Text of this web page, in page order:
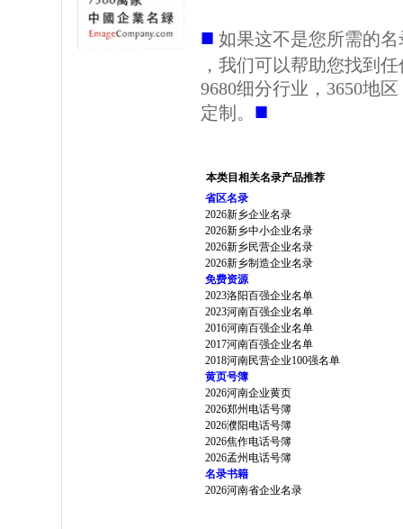
■ 如果这不是您所需的
，我们可以帮助您找到
9680细分行业，3650地
定制。 ■
本类目相关名录产品推荐
省区名录
2026新乡企业名录
2026新乡中小企业名录
2026新乡民营企业名录
2026新乡制造企业名录
免费资源
2023洛阳百强企业名单
2023河南百强企业名单
2016河南百强企业名单
2017河南百强企业名单
2018河南民营企业100强名单
黄页号簿
2026河南企业黄页
2026郑州电话号簿
2026濮阳电话号簿
2026焦作电话号簿
2026孟州电话号簿
名录书籍
2026河南省企业名录